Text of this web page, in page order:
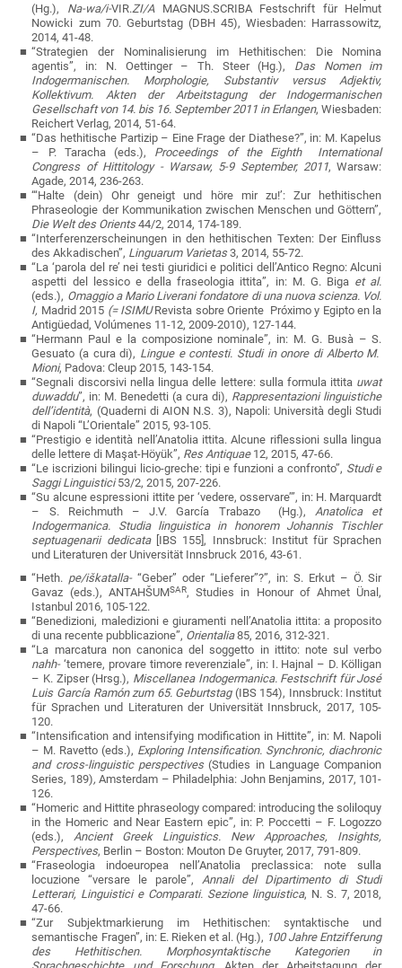
(Hg.), Na-wa/i-VIR.ZI/AMAGNUS.SCRIBA Festschrift für Helmut
Nowicki zum 70. Geburtstag (DBH 45), Wiesbaden: Harrassowitz,
2014, 41-48.
“Strategien der Nominalisierung im Hethitischen: Die Nomina
agentis”, in: N. Oettinger – Th. Steer (Hg.), Das Nomen im
Indogermanischen. Morphologie, Substantiv versus Adjektiv,
Kollektivum. Akten der Arbeitstagung der Indogermanischen
Gesellschaft von 14. bis 16. September 2011 in Erlangen, Wiesbaden:
Reichert Verlag, 2014, 51-64.
“Das hethitische Partizip – Eine Frage der Diathese?”, in: M. Kapelus
– P. Taracha (eds.), Proceedings of the Eighth International
Congress of Hittitology - Warsaw, 5-9 September, 2011, Warsaw:
Agade, 2014, 236-263.
“‘Halte (dein) Ohr geneigt und höre mir zu!’: Zur hethitischen
Phraseologie der Kommunikation zwischen Menschen und Göttern”,
Die Welt des Orients44/2, 2014, 174-189.
“Interferenzerscheinungen in den hethitischen Texten: Der Einfluss
des Akkadischen”, Linguarum Varietas3, 2014, 55-72.
“La ‘parola del re’ nei testi giuridici e politici dell’Antico Regno: Alcuni
aspetti del lessico e della fraseologia ittita”, in: M. G. Biga et al.
(eds.), Omaggio a Mario Liverani fondatore di una nuova scienza. Vol.
I, Madrid 2015 (= ISIMURevista sobre Oriente Próximo y Egipto en la
Antigüedad, Volúmenes 11-12, 2009-2010), 127-144.
“Hermann Paul e la composizione nominale”, in: M. G. Busà – S.
Gesuato (a cura di), Lingue e contesti. Studi in onore di Alberto M.
Mioni, Padova: Cleup 2015, 143-154.
“Segnali discorsivi nella lingua delle lettere: sulla formula ittita uwat
duwaddu”, in: M. Benedetti (a cura di), Rappresentazioni linguistiche
dell’identità, (Quaderni di AION N.S. 3), Napoli: Università degli Studi
di Napoli “L’Orientale” 2015, 93-105.
“Prestigio e identità nell’Anatolia ittita. Alcune riflessioni sulla lingua
delle lettere di Maşat-Höyük”, Res Antiquae12, 2015, 47-66.
“Le iscrizioni bilingui licio-greche: tipi e funzioni a confronto”, Studi e
Saggi Linguistici53/2, 2015, 207-226.
“Su alcune espressioni ittite per ‘vedere, osservare’”, in: H. Marquardt
– S. Reichmuth – J.V. García Trabazo
(Hg.),Anatolica et
Indogermanica. Studia linguistica in honorem Johannis Tischler
septuagenarii dedicata[IBS 155], Innsbruck: Institut für Sprachen
und Literaturen der Universität Innsbruck 2016, 43-61.
“Heth. pe/iškatalla-“Geber” oder “Lieferer”?”, in: S. Erkut – Ö. Sir
Gavaz (eds.), ANTAHŠUMSAR, Studies in Honour of Ahmet Ünal,
Istanbul 2016, 105-122.
“Benedizioni, maledizioni e giuramenti nell’Anatolia ittita: a proposito
di una recente pubblicazione”, Orientalia85, 2016, 312-321 .
“La marcatura non canonica del soggetto in ittito: note sul verbo
nahh-‘temere, provare timore reverenziale”, in: I. Hajnal – D. Kölligan
– K. Zipser (Hrsg.), Miscellanea Indogermanica. Festschrift für José
Luis García Ramón zum 65. Geburtstag (IBS 154), Innsbruck: Institut
für Sprachen und Literaturen der Universität Innsbruck, 2017, 105-
120.
“Intensification and intensifying modification in Hittite”, in: M. Napoli
– M. Ravetto (eds.), Exploring Intensification. Synchronic, diachronic
and cross-linguistic perspectives (Studies in Language Companion
Series, 189),Amsterdam – Philadelphia: John Benjamins, 2017, 101-
126.
“Homeric and Hittite phraseology compared: introducing the soliloquy
in the Homeric and Near Eastern epic”, in: P. Poccetti – F. Logozzo
(eds.),Ancient Greek Linguistics. New Approaches, Insights,
Perspectives, Berlin – Boston: Mouton De Gruyter, 2017, 791-809.
“Fraseologia indoeuropea nell’Anatolia preclassica: note sulla
locuzione “versare le parole”,Annali del Dipartimento di Studi
Letterari, Linguistici e Comparati. Sezione linguistica, N. S. 7, 2018,
47-66.
“Zur Subjektmarkierung im Hethitischen: syntaktische und
semantische Fragen”, in: E. Rieken et al. (Hg.), 100 Jahre Entzifferung
des Hethitischen. Morphosyntaktische Kategorien in